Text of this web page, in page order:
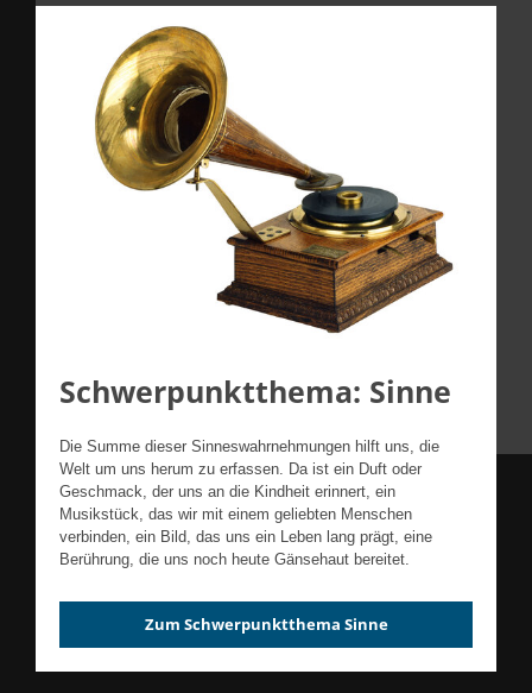
Schwerpunktthema: Sinne
Die Summe dieser Sinneswahrnehmungen hilft uns, die
Welt um uns herum zu erfassen. Da ist ein Duft oder
Geschmack, der uns an die Kindheit erinnert, ein
Musikstück, das wir mit einem geliebten Menschen
verbinden, ein Bild, das uns ein Leben lang prägt, eine
Berührung, die uns noch heute Gänsehaut bereitet.
Zum Schwerpunktthema Sinne